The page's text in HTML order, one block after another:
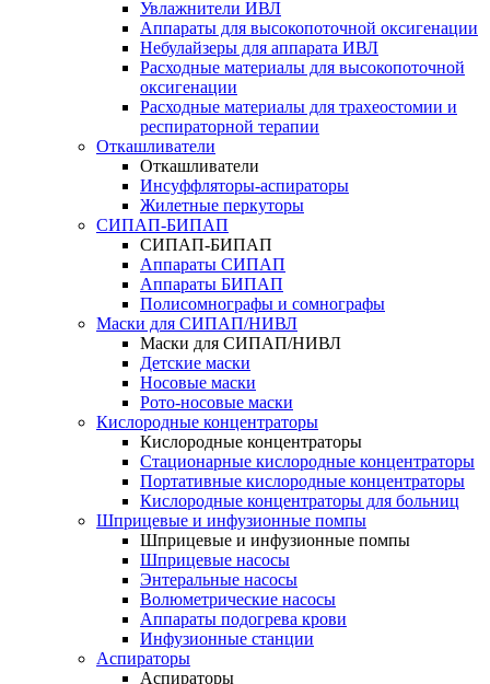
Увлажнители ИВЛ
Аппараты для высокопоточной оксигенации
Небулайзеры для аппарата ИВЛ
Расходные материалы для высокопоточной
оксигенации
Расходные материалы для трахеостомии и
респираторной терапии
Откашливатели
Откашливатели
Инсуффляторы-аспираторы
Жилетные перкуторы
CИПАП-БИПАП
CИПАП-БИПАП
Аппараты СИПАП
Аппараты БИПАП
Полисомнографы и сомнографы
Маски для СИПАП/НИВЛ
Маски для СИПАП/НИВЛ
Детские маски
Носовые маски
Рото-носовые маски
Кислородные концентраторы
Кислородные концентраторы
Стационарные кислородные концентраторы
Портативные кислородные концентраторы
Кислородные концентраторы для больниц
Шприцевые и инфузионные помпы
Шприцевые и инфузионные помпы
Шприцевые насосы
Энтеральные насосы
Волюметрические насосы
Аппараты подогрева крови
Инфузионные станции
Аспираторы
Аспираторы